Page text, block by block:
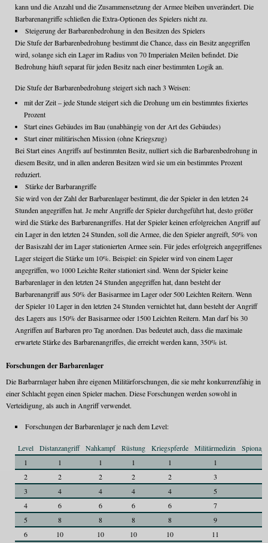
kann und die Anzahl und die Zusammensetzung der Armee bleiben unverändert. Die
Barbarenangriffe schließen die Extra-Optionen des Spielers nicht zu.
Steigerung der Barbarenbedrohung in den Besitzen des Spielers
Die Stufe der Barbarenbedrohung bestimmt die Chance, dass ein Besitz angegriffen
wird, solange sich ein Lager im Radius von 70 Imperialen Meilen befindet. Die
Bedrohung häuft separat für jeden Besitz nach einer bestimmten Logik an.
Die Stufe der Barbarenbedrohung steigert sich nach 3 Weisen:
mit der Zeit – jede Stunde steigert sich die Drohung um ein bestimmtes fixiertes
Prozent
Start eines Gebäudes im Bau (unabhängig von der Art des Gebäudes)
Start einer militärischen Mission (ohne Kriegszug)
Bei Start eines Angriffs auf bestimmten Besitz, nulliert sich die Barbarenbedrohung in
diesem Besitz, und in allen anderen Besitzen wird sie um ein bestimmtes Prozent
reduziert.
Stärke der Barbarangriffe
Sie wird von der Zahl der Barbarenlager bestimmt, die der Spieler in den letzten 24
Stunden angegriffen hat. Je mehr Angriffe der Spieler durchgeführt hat, desto größer
wird die Stärke des Barbarenangriffes. Hat der Spieler keinen erfolgreichen Angriff auf
ein Lager in den letzten 24 Stunden, soll die Armee, die den Spieler angreift, 50% von
der Basiszahl der im Lager stationierten Armee sein. Für jedes erfolgreich angegriffenes
Lager steigert die Stärke um 10%. Beispiel: ein Spieler wird von einem Lager
angegriffen, wo 1000 Leichte Reiter stationiert sind. Wenn der Spieler keine
Barbarenlager in den letzten 24 Stunden angegriffen hat, dann besteht der
Barbarenangriff aus 50% der Basisarmee im Lager oder 500 Leichten Reitern. Wenn
der Spieler 10 Lager in den letzten 24 Stunden vernichtet hat, dann besteht der Angriff
des Lagers aus 150% der Basisarmee oder 1500 Leichten Reitern. Man darf bis 30
Angriffen auf Barbaren pro Tag anordnen. Das bedeutet auch, dass die maximale
erwartete Stärke des Barbarenangriffes, die erreicht werden kann, 350% ist.
Forschungen der Barbarenlager
Die Barbarrnlager haben ihre eigenen Militärforschungen, die sie mehr konkurrenzfähig in
einer Schlacht gegen einen Spieler machen. Diese Forschungen werden sowohl in
Verteidigung, als auch in Angriff verwendet.
Forschungen der Barbarenlager je nach dem Level:
Level Distanzangriff Nahkampf Rüstung Kriegspferde Militärmedizin
1
1 1 1 1 1
2
2 2 2 2 3
3
4 4 4 4 5
4
6 6 6 6 7
5
8 8 8 8 9
6
10 10 10 10 11